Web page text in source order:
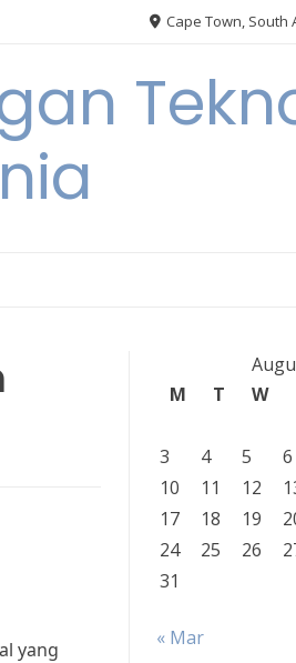
Cape Town, South
yang
M
T W
3
4 5 6
10
11 12
17
18 19
24
25 26
31
« Mar